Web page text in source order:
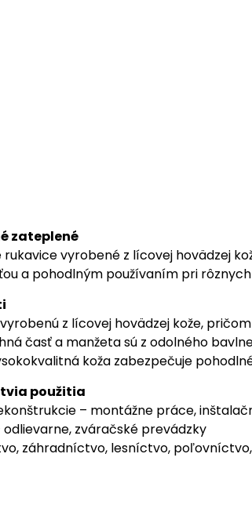
zateplené
vyrobené z lícovej hovädzej
a pohodlným používaním pri
z lícovej hovädzej kože,
časť a manžeta sú z odolného
koža zabezpečuje
použitia
– montážne práce,
odlievarne, zváračské prevádzky
záhradníctvo, lesníctvo,